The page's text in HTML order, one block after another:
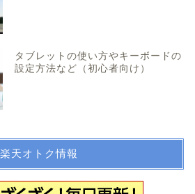
タブレットの使い方やキーボードの
設定方法など（初心者向け）
楽天オトク情報